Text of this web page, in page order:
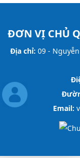
ĐƠN VỊ CHỦ
Địa chỉ: 09 - Nguyễn
Email: